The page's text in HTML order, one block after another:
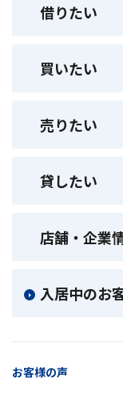
借りたい
買いたい
売りたい
貸したい
店舗・企業
入居中のお
お客様の声